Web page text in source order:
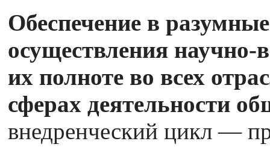
Обеспечение в
осуществления научно-
их полноте во всех
сферах деятельности
внедренческий цикл —